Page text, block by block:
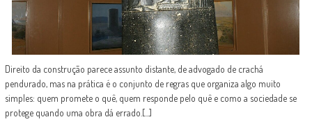
Direito da construção parece assunto distante, de advogado de crachá
pendurado, mas na prática é o conjunto de regras que organiza algo muito
simples: quem promete o quê, quem responde pelo quê e como a sociedade se
protege quando uma obra dá errado.[...]